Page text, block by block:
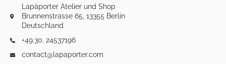
Lapàporter Atelier und Shop
Brunnenstrasse 65, 13355 Berlin
Deutschland
+49.30. 24537196
contact@lapaporter.com